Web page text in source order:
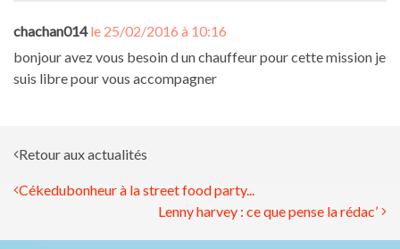
chachan014 le 25/02/2016 à 10:16
bonjour avez vous besoin d un chauffeur pour cette mission je
suis libre pour vous accompagner
Retour aux actualités
Cékedubonheur à la street food party...
Lenny harvey : ce que pense la rédac’